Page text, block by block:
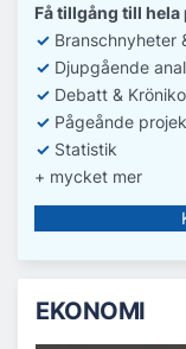
Få tillgång till
✓ Branschnyheter
✓ Djupgående
✓ Debatt &
✓ Pågeånde
✓ Statistik
+ mycket mer
EKONOMI